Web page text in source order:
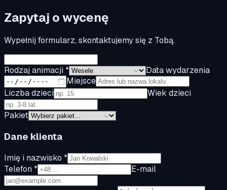
Zapytaj o wycenę
Wypełnij formularz, skontaktujemy się z Tobą.
Rodzaj animacji *
Data wydarzenia
Miejsce
Liczba dzieci
Wiek dzieci
Pakiet
Dane klienta
Imię i nazwisko *
Telefon *
E-mail